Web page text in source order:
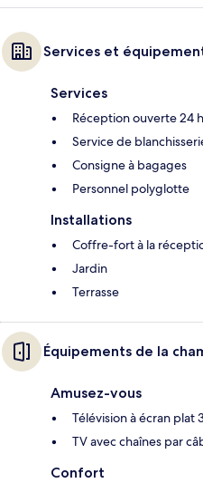
Services et
Services
Réception ouverte 24
Service de
Consigne à bagages
Personnel polyglotte
Installations
Coffre-fort à la
Jardin
Terrasse
Équipements de la
Amusez-vous
Télévision à écran plat
TV avec chaînes par
Confort